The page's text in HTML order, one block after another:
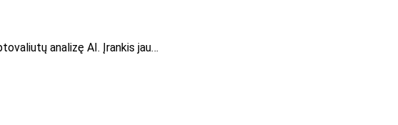
analizę AI. Įrankis jau…